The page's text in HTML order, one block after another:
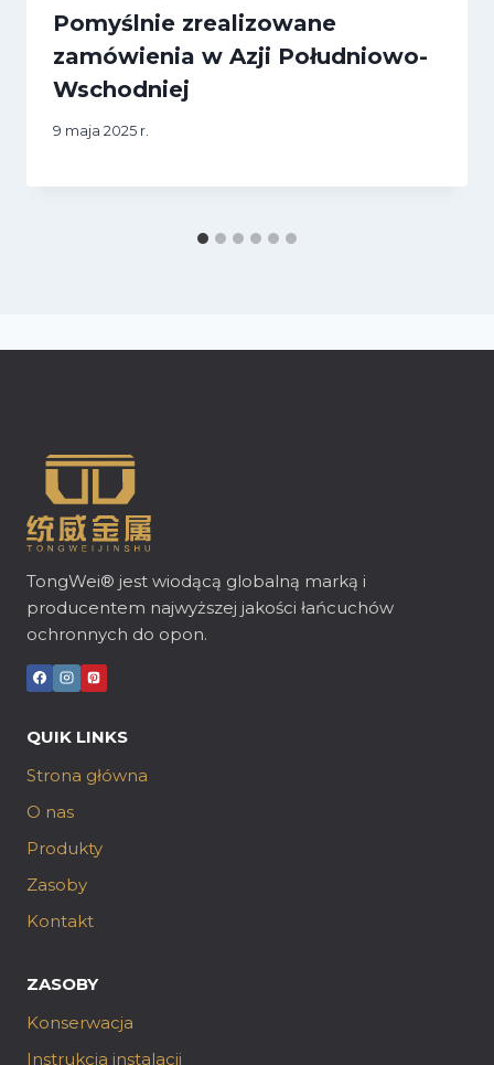
Pomyślnie zrealizowane
zamówienia w Azji Południowo-
Wschodniej
9 maja 2025 r.
TongWei® jest wiodącą globalną marką i
producentem najwyższej jakości łańcuchów
ochronnych do opon.
QUIK LINKS
Strona główna
O nas
Produkty
Zasoby
Kontakt
ZASOBY
Konserwacja
Instrukcja instalacji